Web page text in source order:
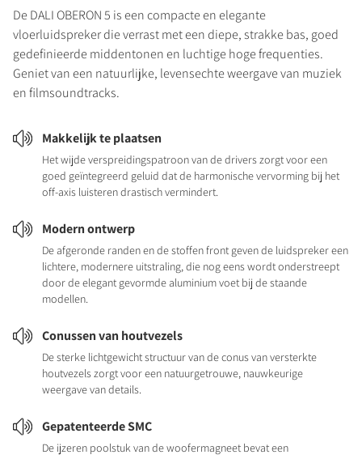
De DALI OBERON 5 is een compacte en elegante
vloerluidspreker die verrast met een diepe, strakke bas, goed
gedefinieerde middentonen en luchtige hoge frequenties.
Geniet van een natuurlijke, levensechte weergave van muziek
en filmsoundtracks.
Makkelijk te plaatsen
Het wijde verspreidingspatroon van de drivers zorgt voor een
goed geïntegreerd geluid dat de harmonische vervorming bij het
off-axis luisteren drastisch vermindert.
Modern ontwerp
De afgeronde randen en de stoffen front geven de luidspreker een
lichtere, modernere uitstraling, die nog eens wordt onderstreept
door de elegant gevormde aluminium voet bij de staande
modellen.
Conussen van houtvezels
De sterke lichtgewicht structuur van de conus van versterkte
houtvezels zorgt voor een natuurgetrouwe, nauwkeurige
weergave van details.
Gepatenteerde SMC
De ijzeren poolstuk van de woofermagneet bevat een